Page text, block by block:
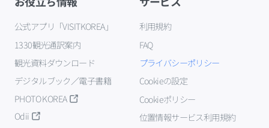
公式アプリ「VISITKOREA」
1330観光通訳案内
観光資料ダウンロード
デジタルブック／電子書籍
PHOTO KOREA
Odii
利用規約
FAQ
プライバシーポリシー
Cookieの設定
Cookieポリシー
位置情報サービス利用規約